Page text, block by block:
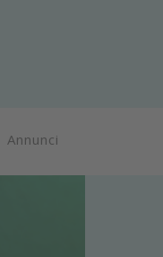
Annunci